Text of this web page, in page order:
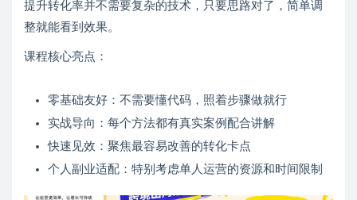
提升转化率并不需要复杂的技术，只要思路对了，简单调
整就能看到效果。
课程核心亮点：
零基础友好：不需要懂代码，照着步骤做就行
实战导向：每个方法都有真实案例配合讲解
快速见效：聚焦最容易改善的转化卡点
个人副业适配：特别考虑单人运营的资源和时间限制